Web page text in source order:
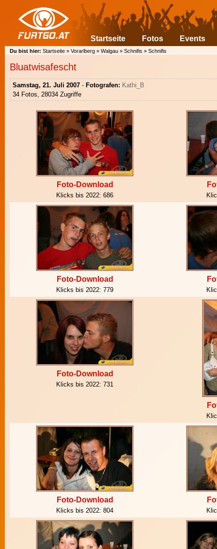
Startseite Fotos Events
Du bist hier: Startseite » Vorarlberg » Walgau » Schnifis » Schnifis
Bluatwisafescht
Samstag, 21. Juli 2007 - Fotografen: Kathi_B
34 Fotos, 28034 Zugriffe
Foto-Download
Klicks bis 2022: 686
Foto-Download
Klicks bis 2022: 779
Foto-Download
Klicks bis 2022: 731
Foto-Download
Klicks bis 2022: 804